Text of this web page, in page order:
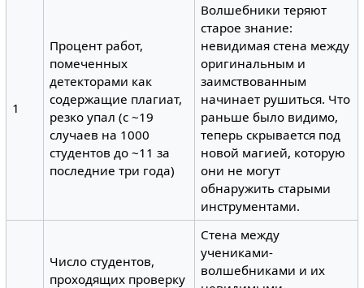
1
Процент работ,
помеченных
детекторами как
содержащие плагиат,
резко упал (с ~19
случаев на 1000
студентов до ~11 за
последние три года)
Волшебники теряют
старое знание:
невидимая стена между
оригинальным и
заимствованным
начинает рушиться. Что
раньше было видимо,
теперь скрывается под
новой магией, которую
они не могут
обнаружить старыми
инструментами.
Число студентов,
проходящих проверку
Стена между
учениками-
волшебниками и их